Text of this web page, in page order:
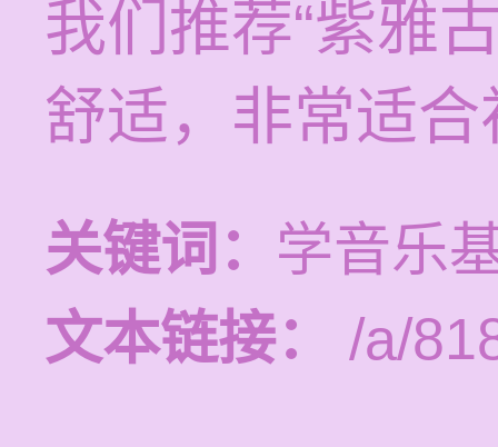
我们推荐“紫雅
舒适，非常适
关键词： 学音乐
文本链接：
/a/